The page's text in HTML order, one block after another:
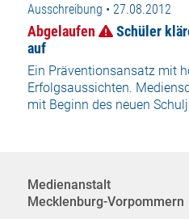
Ausschreibung • 27.08.2012
Abgelaufen
Schüler
auf
Ein Präventionsansatz mit
Erfolgsaussichten.
mit Beginn des neuen
Medienanstalt
Mecklenburg-Vorpommern